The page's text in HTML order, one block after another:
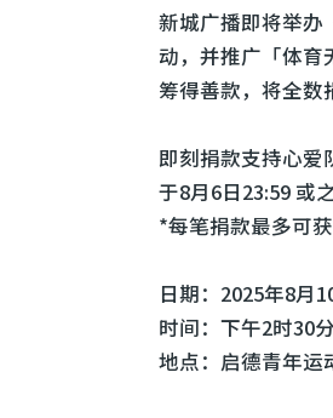
新城广播即将举
动，并推广「体育
筹得善款，将全数
即刻捐款支持心爱
于8月6日23:59 或
*每笔捐款最多可
日期：2025年8月
时间：下午2时30分
地点：启德青年运